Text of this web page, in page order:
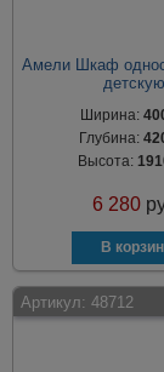
Амели Шкаф
детскую
Ширина:
Глубина:
Высота:
6 280
Артикул: 48712